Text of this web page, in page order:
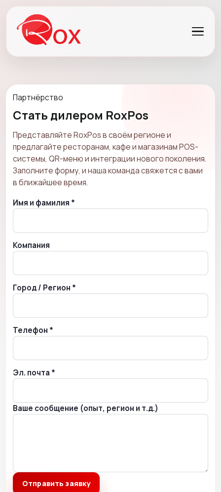
Партнёрство
Стать дилером RoxPos
Представляйте RoxPos в своём регионе и
предлагайте ресторанам, кафе и магазинам POS-
системы, QR-меню и интеграции нового поколения.
Заполните форму, и наша команда свяжется с вами
в ближайшее время.
Имя и фамилия *
Компания
Город / Регион *
Телефон *
Эл. почта *
Ваше сообщение (опыт, регион и т.д.)
Отправить заявку